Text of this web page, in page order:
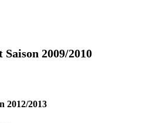
Saison 2009/2010
2012/2013